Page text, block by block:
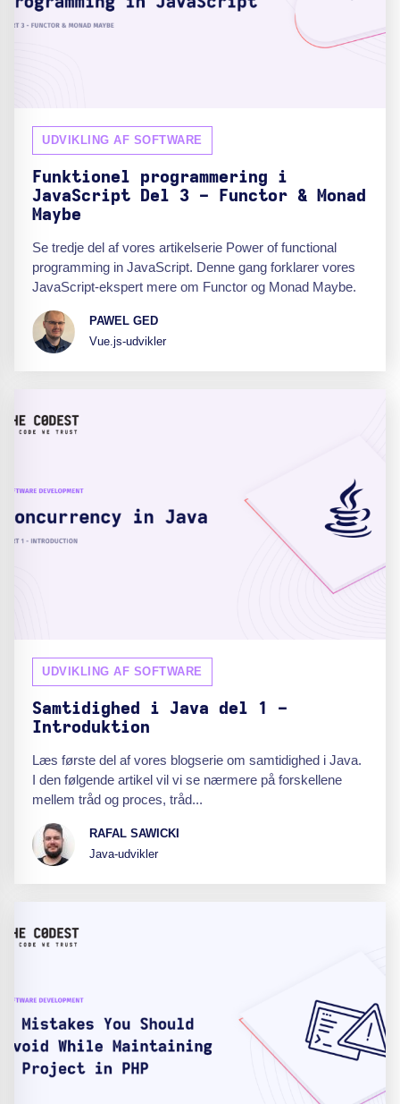
UDVIKLING AF SOFTWARE
Funktionel programmering i
JavaScript Del 3 - Functor & Monad
Maybe
Se tredje del af vores artikelserie Power of functional
programming in JavaScript. Denne gang forklarer vores
JavaScript-ekspert mere om Functor og Monad Maybe.
PAWEL GED
Vue.js-udvikler
UDVIKLING AF SOFTWARE
Samtidighed i Java del 1 -
Introduktion
Læs første del af vores blogserie om samtidighed i Java.
I den følgende artikel vil vi se nærmere på forskellene
mellem tråd og proces, tråd...
RAFAL SAWICKI
Java-udvikler